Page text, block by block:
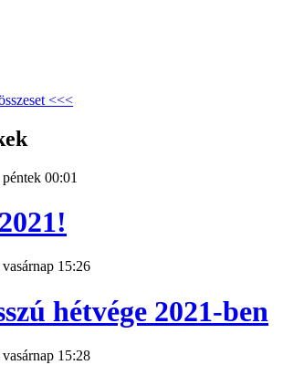
<<<
00:01
15:26
hétvége 2021-ben
15:28